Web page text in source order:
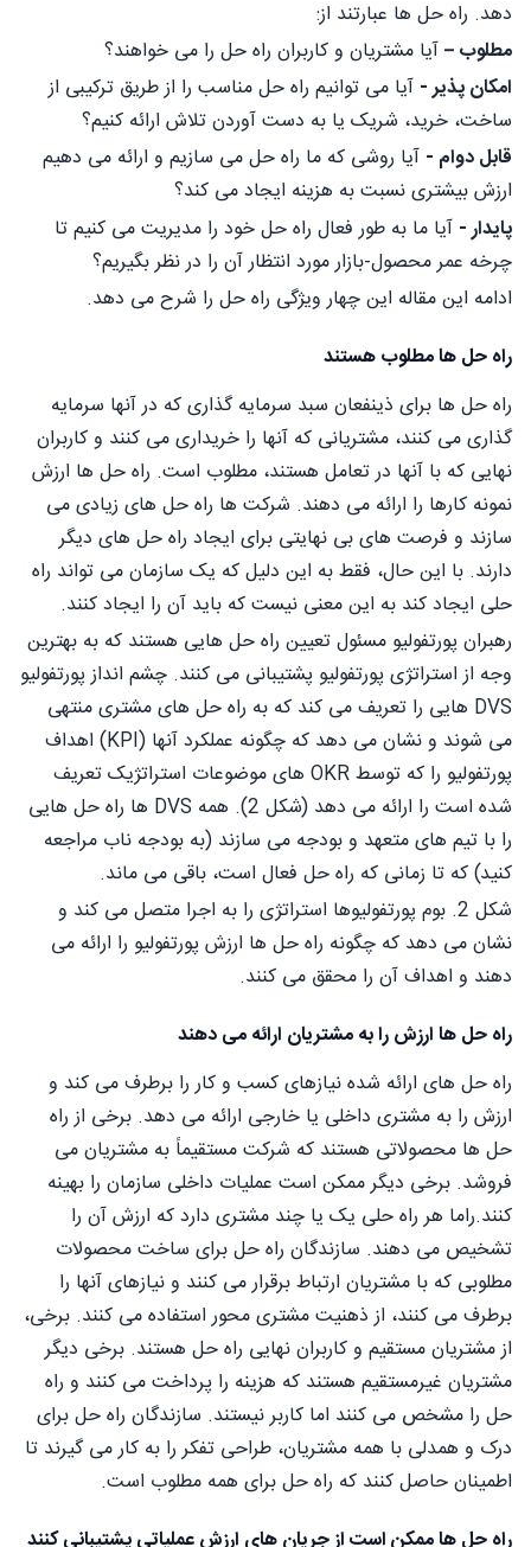
دهد. راه حل ها عبارتند از:
مطلوب –آیا مشتریان و کاربران راه حل را می خواهند؟
امکان پذیر - آیا می توانیم راه حل مناسب را از طریق ترکیبی از
ساخت، خرید، شریک یا به دست آوردن تلاش ارائه کنیم؟
قابل دوام - آیا روشی که ما راه حل می سازیم و ارائه می دهیم
ارزش بیشتری نسبت به هزینه ایجاد می کند؟
پایدار - آیا ما به طور فعال راه حل خود را مدیریت می کنیم تا
چرخه عمر محصول-بازار مورد انتظار آن را در نظر بگیریم؟
ادامه این مقاله این چهار ویژگی راه حل را شرح می دهد.
راه حل ها مطلوب هستند
راه حل ها برای ذینفعان سبد سرمایه گذاری که در آنها سرمایه
گذاری می کنند، مشتریانی که آنها را خریداری می کنند و کاربران
نهایی که با آنها در تعامل هستند، مطلوب است. راه حل ها ارزش
نمونه کارها را ارائه می دهند. شرکت ها راه حل های زیادی می
سازند و فرصت های بی نهایتی برای ایجاد راه حل های دیگر
دارند. با این حال، فقط به این دلیل که یک سازمان می تواند راه
حلی ایجاد کند به این معنی نیست که باید آن را ایجاد کنند.
رهبران پورتفولیو مسئول تعیین راه حل هایی هستند که به بهترین
وجه از استراتژی پورتفولیو پشتیبانی می کنند. چشم انداز پورتفولیو
DVS هایی را تعریف می کند که به راه حل های مشتری منتهی
می شوند و نشان می دهد که چگونه عملکرد آنها (KPI) اهداف
پورتفولیو را که توسط OKR های موضوعات استراتژیک تعریف
شده است را ارائه می دهد (شکل 2). همه DVS ها راه حل هایی
را با تیم های متعهد و بودجه می سازند (به بودجه ناب مراجعه
کنید) که تا زمانی که راه حل فعال است، باقی می ماند.
شکل 2. بوم پورتفولیوها استراتژی را به اجرا متصل می کند و
نشان می دهد که چگونه راه حل ها ارزش پورتفولیو را ارائه می
دهند و اهداف آن را محقق می کنند.
راه حل ها ارزش را به مشتریان ارائه می دهند
راه حل های ارائه شده نیازهای کسب و کار را برطرف می کند و
ارزش را به مشتری داخلی یا خارجی ارائه می دهد. برخی از راه
حل ها محصولاتی هستند که شرکت مستقیماً به مشتریان می
فروشد. برخی دیگر ممکن است عملیات داخلی سازمان را بهینه
کنند.راما هر راه حلی یک یا چند مشتری دارد که ارزش آن را
تشخیص می دهند. سازندگان راه حل برای ساخت محصولات
مطلوبی که با مشتریان ارتباط برقرار می کنند و نیازهای آنها را
برطرف می کنند، از ذهنیت مشتری محور استفاده می کنند. برخی،
از مشتریان مستقیم و کاربران نهایی راه حل هستند. برخی دیگر
مشتریان غیرمستقیم هستند که هزینه را پرداخت می کنند و راه
حل را مشخص می کنند اما کاربر نیستند. سازندگان راه حل برای
درک و همدلی با همه مشتریان، طراحی تفکر را به کار می گیرند تا
اطمینان حاصل کنند که راه حل برای همه مطلوب است.